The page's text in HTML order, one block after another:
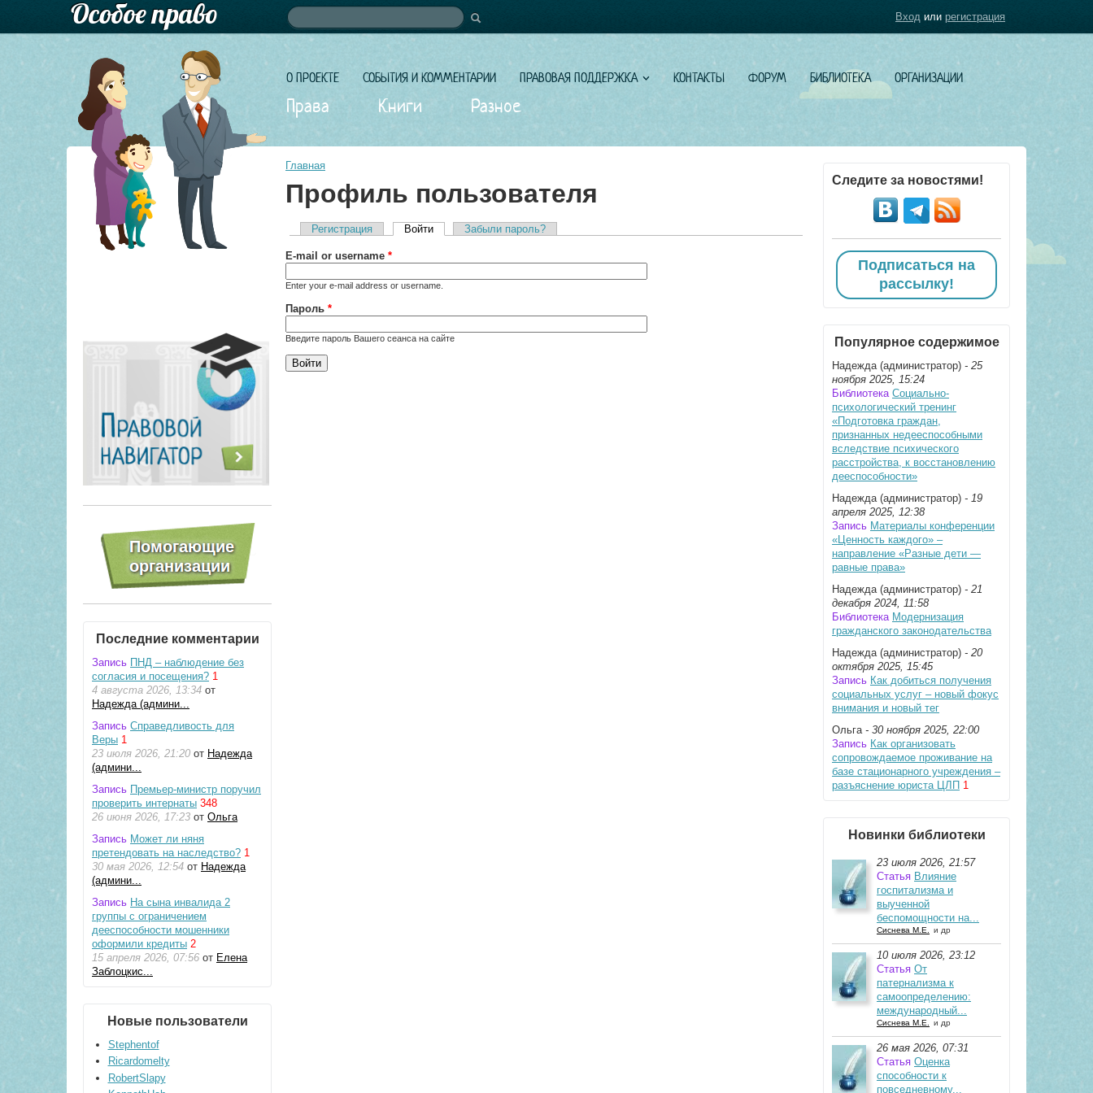
О ПРОЕКТЕ СОБЫТИЯ И КОММЕНТАРИИ ПРАВОВАЯ ПОДДЕРЖКА КОНТАКТЫ ФОРУМ БИБЛИОТЕКА ОРГАНИЗАЦИИ
Права Книги Разное
Форма поиска
Поиск Вход или регистрация
Главная
Профиль пользователя
Главные вкладки
Регистрация Войти(активная вкладка)
Забыли пароль?
E-mail or username *
Enter your e-mail address or username.
Пароль *
Введите пароль Вашего сеанса на сайте
Последние комментарии
Запись ПНД – наблюдение без
согласия и посещения? 1
4 августа 2026, 13:34 от
Надежда (админи...
Запись Справедливость для
Веры 1
23 июля 2026, 21:20 от Надежда
(админи...
Запись Премьер-министр поручил
проверить интернаты 348
26 июня 2026, 17:23 от Ольга
Запись Может ли няня
претендовать на наследство? 1
30 мая 2026, 12:54 от Надежда
(админи...
Запись На сына инвалида 2
группы с ограничением
дееспособности мошенники
оформили кредиты 2
15 апреля 2026, 07:56 от Елена
Заблоцкис...
Новые пользователи
Stephentof
Ricardomelty
RobertSlapy
Следите за новостями!
Подписаться на
рассылку!
Популярное содержимое
Надежда (администратор) - 25
ноября 2025, 15:24
Библиотека Социально-
психологический тренинг
«Подготовка граждан,
признанных недееспособными
вследствие психического
расстройства, к восстановлению
дееспособности»
Надежда (администратор) - 19
апреля 2025, 12:38
Запись Материалы конференции
«Ценность каждого» –
направление «Разные дети —
равные права»
Надежда (администратор) - 21
декабря 2024, 11:58
Библиотека Модернизация
гражданского законодательства
Надежда (администратор) - 20
октября 2025, 15:45
Запись Как добиться получения
социальных услуг – новый фокус
внимания и новый тег
Ольга - 30 ноября 2025, 22:00
Запись Как организовать
сопровождаемое проживание на
базе стационарного учреждения –
разъяснение юриста ЦЛП 1
Новинки библиотеки
23 июля 2026, 21:57
Статья Влияние
госпитализма и
выученной
беспомощности на...
Сиснева М.Е. и др
10 июля 2026, 23:12
Статья От
патернализма к
самоопределению:
международный...
Сиснева М.Е. и др
26 мая 2026, 07:31
Статья Оценка
способности к
повседневному...